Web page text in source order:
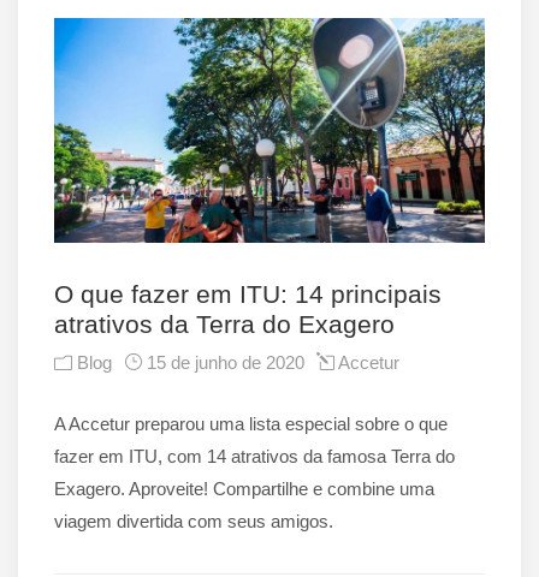
O QUE FAZER EM ITU: 14
PRINCIPAIS ATRATIVOS
DA TERRA DO EXAGERO
O que fazer em ITU: 14 principais
atrativos da Terra do Exagero
Blog 15 de junho de 2020 Accetur
A Accetur preparou uma lista especial sobre o que
fazer em ITU, com 14 atrativos da famosa Terra do
Exagero. Aproveite! Compartilhe e combine uma
viagem divertida com seus amigos.